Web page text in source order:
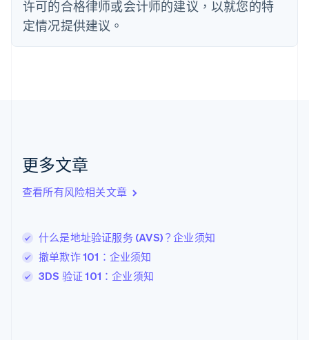
许可的合格律师或会计师的建议，以就您的特
定情况提供建议。
更多文章
查看所有风险相关文章
什么是地址验证服务 (AVS)？企业须知
撤单欺诈 101：企业须知
3DS 验证 101：企业须知
English Svenska
荷兰
立陶宛
列支敦士登
FrançaisDeutschEnglish
罗马尼亚
English
马尔他